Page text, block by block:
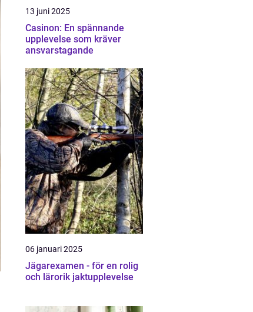
13 juni 2025
Casinon: En spännande
upplevelse som kräver
ansvarstagande
06 januari 2025
Jägarexamen - för en rolig
och lärorik jaktupplevelse